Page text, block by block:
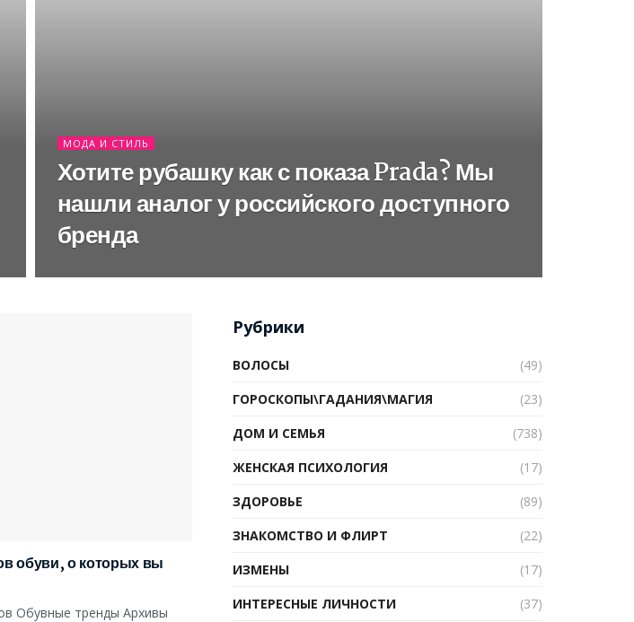
МОДА И СТИЛЬ
Хотите рубашку как с показа Prada? Мы
нашли аналог у российского доступного
бренда
обуви, о которых вы
Обувные тренды Архивы
Рубрики
ВОЛОСЫ
(49)
ГОРОСКОПЫ\ГАДАНИЯ\МАГИЯ
(23)
ДОМ И СЕМЬЯ
(738)
ЖЕНСКАЯ ПСИХОЛОГИЯ
(17)
ЗДОРОВЬЕ
(89)
ЗНАКОМСТВО И ФЛИРТ
(22)
ИЗМЕНЫ
(17)
ИНТЕРЕСНЫЕ ЛИЧНОСТИ
(37)